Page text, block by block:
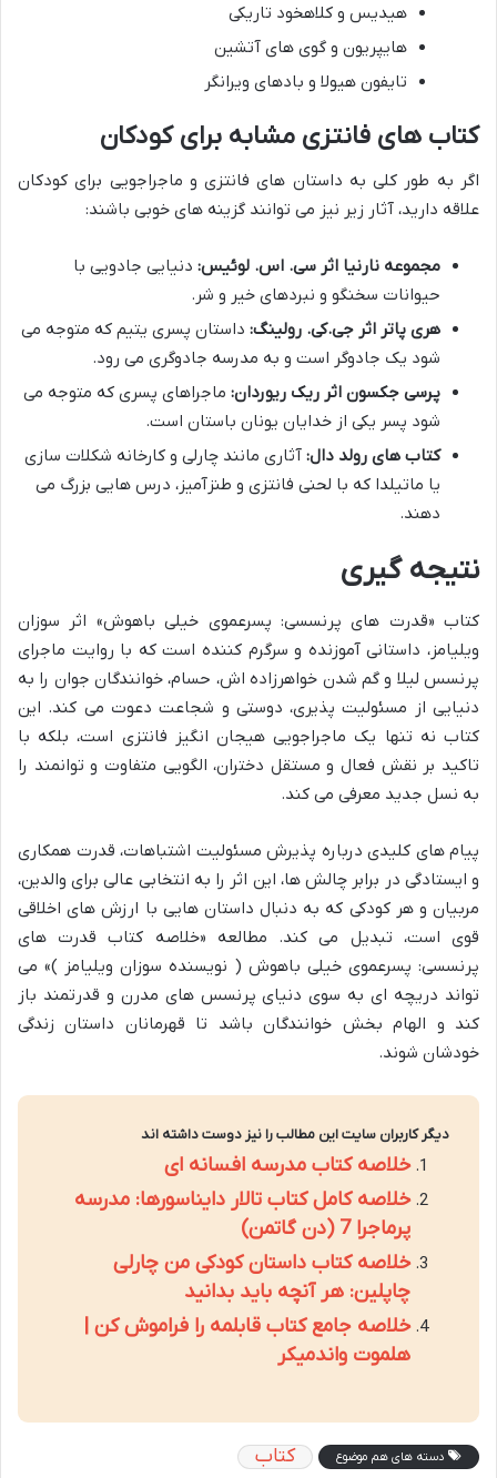
هیدیس و کلاهخود تاریکی
هایپریون و گوی های آتشین
تایفون هیولا و بادهای ویرانگر
کتاب های فانتزی مشابه برای کودکان
اگر به طور کلی به داستان های فانتزی و ماجراجویی برای کودکان
علاقه دارید، آثار زیر نیز می توانند گزینه های خوبی باشند:
مجموعه نارنیا اثر سی. اس. لوئیس: دنیایی جادویی با
حیوانات سخنگو و نبردهای خیر و شر.
هری پاتر اثر جی.کی. رولینگ: داستان پسری یتیم که متوجه می
شود یک جادوگر است و به مدرسه جادوگری می رود.
پرسی جکسون اثر ریک ریوردان: ماجراهای پسری که متوجه می
شود پسر یکی از خدایان یونان باستان است.
کتاب های رولد دال: آثاری مانند چارلی و کارخانه شکلات سازی
یا ماتیلدا که با لحنی فانتزی و طنزآمیز، درس هایی بزرگ می
دهند.
نتیجه گیری
کتاب «قدرت های پرنسسی: پسرعموی خیلی باهوش» اثر سوزان
ویلیامز، داستانی آموزنده و سرگرم کننده است که با روایت ماجرای
پرنسس لیلا و گم شدن خواهرزاده اش، حسام، خوانندگان جوان را به
دنیایی از مسئولیت پذیری، دوستی و شجاعت دعوت می کند. این
کتاب نه تنها یک ماجراجویی هیجان انگیز فانتزی است، بلکه با
تاکید بر نقش فعال و مستقل دختران، الگویی متفاوت و توانمند را
به نسل جدید معرفی می کند.
پیام های کلیدی درباره پذیرش مسئولیت اشتباهات، قدرت همکاری
و ایستادگی در برابر چالش ها، این اثر را به انتخابی عالی برای والدین،
مربیان و هر کودکی که به دنبال داستان هایی با ارزش های اخلاقی
قوی است، تبدیل می کند. مطالعه «خلاصه کتاب قدرت های
پرنسسی: پسرعموی خیلی باهوش ( نویسنده سوزان ویلیامز )» می
تواند دریچه ای به سوی دنیای پرنسس های مدرن و قدرتمند باز
کند و الهام بخش خوانندگان باشد تا قهرمانان داستان زندگی
خودشان شوند.
دیگر کاربران سایت این مطالب را نیز دوست داشته اند
خلاصه کتاب مدرسه افسانه ای
خلاصه کامل کتاب تالار دایناسورها: مدرسه
پرماجرا 7 (دن گاتمن)
خلاصه کتاب داستان کودکی من چارلی
چاپلین: هر آنچه باید بدانید
خلاصه جامع کتاب قابلمه را فراموش کن |
هلموت واندمیکر
دسته های هم موضوع کتاب